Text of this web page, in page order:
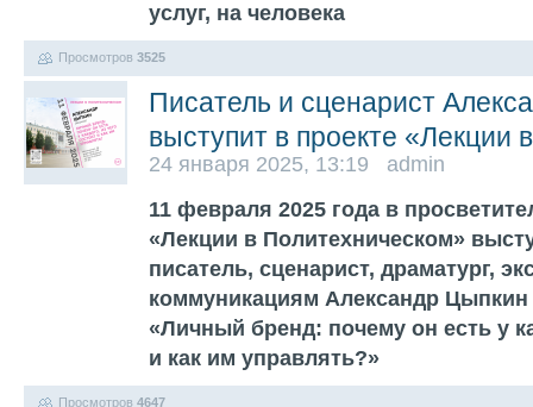
услуг, на человека
Просмотров 3525
Писатель и сценарист
выступит в проекте «Лекции
24 января 2025, 13:19 admin
11 февраля 2025 года в
«Лекции в Политехническом»
писатель, сценарист, драматург,
коммуникациям Александр
«Личный бренд: почему он есть у
и как им управлять?»
Просмотров 4647